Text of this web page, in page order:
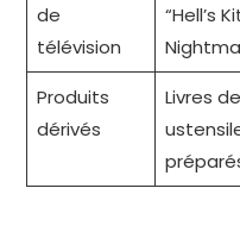
de
télévision
“Hell’s
Produits
dérivés
Livres